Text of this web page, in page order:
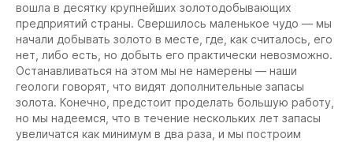
вошла в десятку крупнейших золотодобывающих
предприятий страны. Свершилось маленькое чудо — мы
начали добывать золото в месте, где, как считалось, его
нет, либо есть, но добыть его практически невозможно.
Останавливаться на этом мы не намерены — наши
геологи говорят, что видят дополнительные запасы
золота. Конечно, предстоит проделать большую работу,
но мы надеемся, что в течение нескольких лет запасы
увеличатся как минимум в два раза, и мы построим